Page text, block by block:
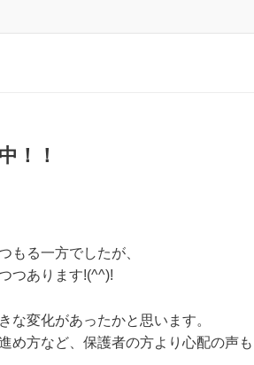
！！
もる一方でしたが、
つあります!(^^)!
な変化があったかと思います。
め方など、保護者の方より心配の声も